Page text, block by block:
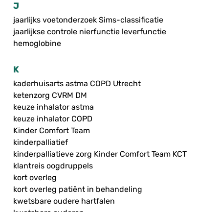
J
jaarlijks voetonderzoek Sims-classificatie
jaarlijkse controle nierfunctie leverfunctie
hemoglobine
K
kaderhuisarts astma COPD Utrecht
ketenzorg CVRM DM
keuze inhalator astma
keuze inhalator COPD
Kinder Comfort Team
kinderpalliatief
kinderpalliatieve zorg Kinder Comfort Team KCT
klantreis oogdruppels
kort overleg
kort overleg patiënt in behandeling
kwetsbare oudere hartfalen